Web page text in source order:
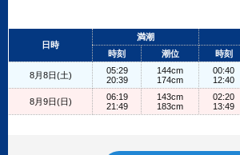
+
日時
満潮
時刻
潮位 時刻
8月8日(土)
05:29
20:39
144cm
174cm
00:40
12:40
8月9日(日)
06:19
21:49
143cm
183cm
02:20
13:49